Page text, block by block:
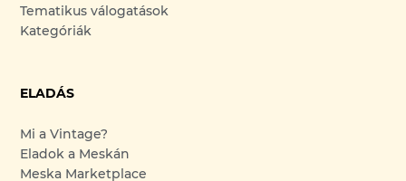
Tematikus válogatások
Kategóriák
ELADÁS
Mi a Vintage?
Eladok a Meskán
Meska Marketplace